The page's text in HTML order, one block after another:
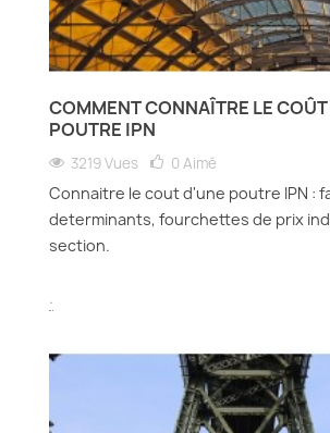
COMMENT CONNAÎTRE LE
POUTRE IPN
3219 Vues 0 Aimé
Connaitre le cout d'une poutre IPN :
determinants, fourchettes de prix
section.
.